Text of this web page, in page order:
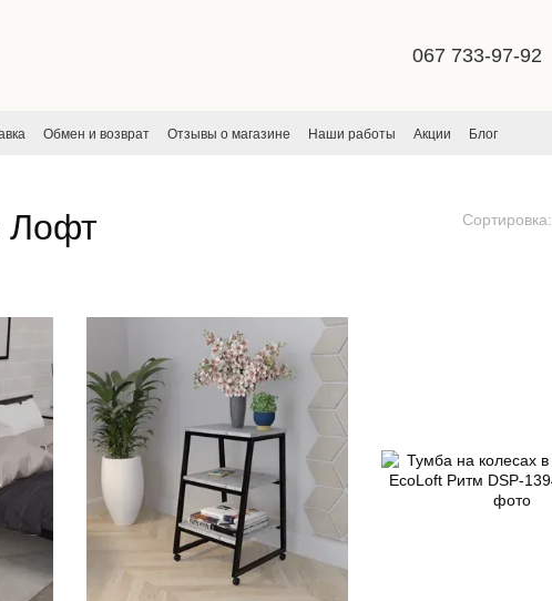
067 733-97-92
Обмен и возврат Отзывы о магазине Наши работы Акции
Блог
Лофт Сортировка: